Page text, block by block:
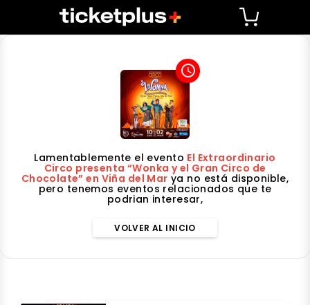
access_time
Lamentablemente el evento El Extraordinario
Circo presenta “Wonka y el Gran Circo de
Chocolate” en Viña del Mar ya no está disponible,
pero tenemos eventos relacionados que te
podrian interesar,
VOLVER AL INICIO